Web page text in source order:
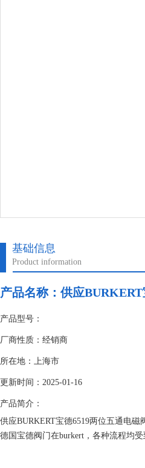
基础信息
Product information
产品名称：供应
产品型号：
厂商性质：经销商
所在地：上海市
更新时间：2025-01-16
产品简介：
供应BURKERT宝德6519两位五通电磁
德国宝德阀门在burkert，各种流程均